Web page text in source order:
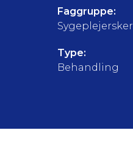
Faggruppe:
Sygeplejersker
Type:
Behandling